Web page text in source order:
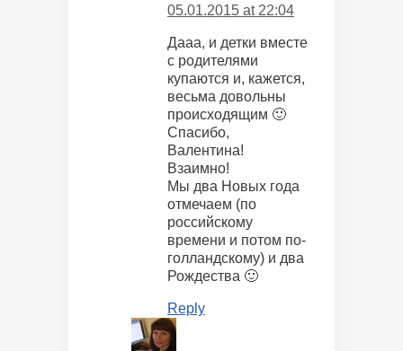
05.01.2015 at 22:04
Дааа, и детки вместе
с родителями
купаются и, кажется,
весьма довольны
происходящим 🙂
Спасибо,
Валентина!
Взаимно!
Мы два Новых года
отмечаем (по
российскому
времени и потом по-
голландскому) и два
Рождества 🙂
Reply